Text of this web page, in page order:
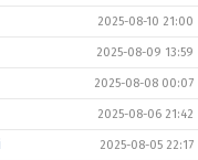
2025-08-10 21:00
2025-08-09 13:59
2025-08-08 00:07
2025-08-06 21:42
2025-08-05 22:17